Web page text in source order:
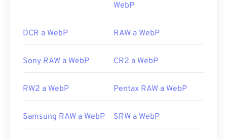
WebP
DCR a WebP RAW a WebP
Sony RAW a WebP CR2 a WebP
RW2 a WebP Pentax RAW a WebP
Samsung RAW a WebP SRW a WebP